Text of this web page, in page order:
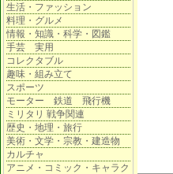
生活・ファッション
料理・グルメ
情報・知識・科学・図鑑
手芸 実用
コレクタブル
趣味・組み立て
スポーツ
モーター 鉄道 飛行機
ミリタリ 戦争関連
歴史・地理・旅行
美術・文学・宗教・建造物
カルチャ
アニメ・コミック・キャラク